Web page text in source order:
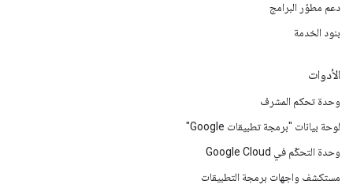
دعم مطوّر البرامج
بنود الخدمة
الأدوات
وحدة تحكم المشرف
لوحة بيانات "برمجة تطبيقات Google"
وحدة التحكّم في Google Cloud
مستكشف واجهات برمجة التطبيقات